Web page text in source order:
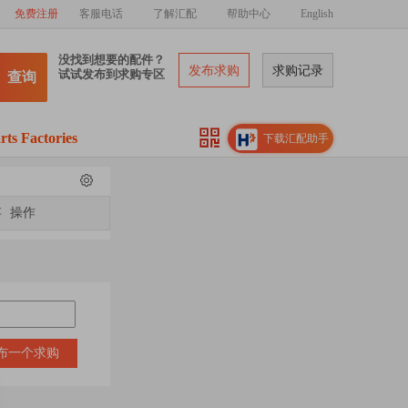
免费注册 客服电话 了解汇配 帮助中心 English
查询
没找到想要的配件？
试试发布到求购专区
发布求购 求购记录
Factories 下载汇配助手
操作
一个求购